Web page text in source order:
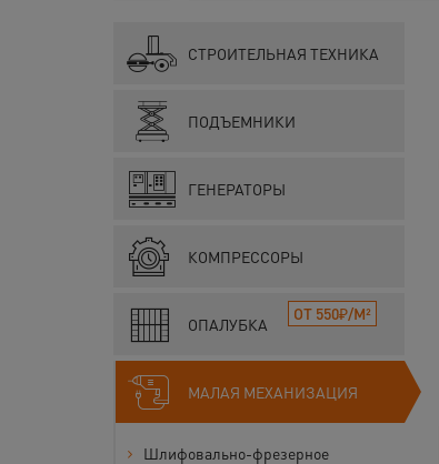
СТРОИТЕЛЬНАЯ ТЕХНИКА
ПОДЪЕМНИКИ
ГЕНЕРАТОРЫ
КОМПРЕССОРЫ
ОПАЛУБКА
ОТ 550₽/М²
МАЛАЯ МЕХАНИЗАЦИЯ
Шлифовально-фрезерное